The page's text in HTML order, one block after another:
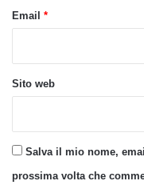
Email *
Sito web
Salva il mio nome,
prossima volta che